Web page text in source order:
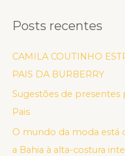
Posts recentes
CAMILA COUTINHO
PAIS DA BURBERRY
Sugestões de presentes
Pais
O mundo da moda está
a Bahia à alta-costura